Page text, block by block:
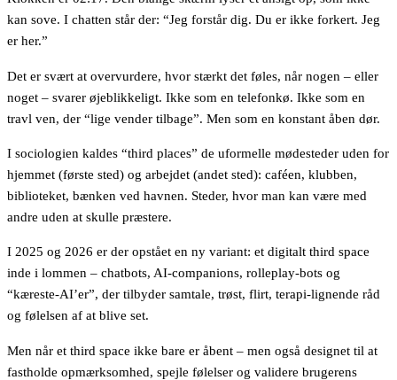
kan sove. I chatten står der: “Jeg forstår dig. Du er ikke forkert. Jeg
er her.”
Det er svært at overvurdere, hvor stærkt det føles, når nogen – eller
noget – svarer øjeblikkeligt. Ikke som en telefonkø. Ikke som en
travl ven, der “lige vender tilbage”. Men som en konstant åben dør.
I sociologien kaldes “third places” de uformelle mødesteder uden for
hjemmet (første sted) og arbejdet (andet sted): caféen, klubben,
biblioteket, bænken ved havnen. Steder, hvor man kan være med
andre uden at skulle præstere.
I 2025 og 2026 er der opstået en ny variant: et digitalt third space
inde i lommen – chatbots, AI-companions, rolleplay-bots og
“kæreste-AI’er”, der tilbyder samtale, trøst, flirt, terapi-lignende råd
og følelsen af at blive set.
Men når et third space ikke bare er åbent – men også designet til at
fastholde opmærksomhed, spejle følelser og validere brugerens